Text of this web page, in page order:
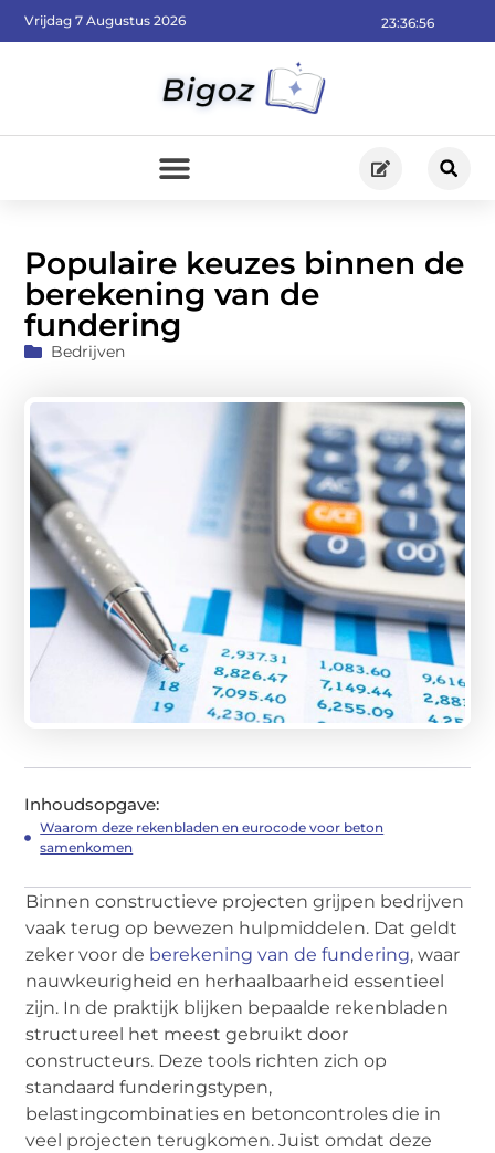
23:36:57
Vrijdag 7 Augustus 2026
Populaire keuzes binnen de
berekening van de
fundering
Bedrijven
Inhoudsopgave:
Waarom deze rekenbladen en eurocode voor beton
samenkomen
Binnen constructieve projecten grijpen bedrijven
vaak terug op bewezen hulpmiddelen. Dat geldt
zeker voor de berekening van de fundering, waar
nauwkeurigheid en herhaalbaarheid essentieel
zijn. In de praktijk blijken bepaalde rekenbladen
structureel het meest gebruikt door
constructeurs. Deze tools richten zich op
standaard funderingstypen,
belastingcombinaties en betoncontroles die in
veel projecten terugkomen. Juist omdat deze